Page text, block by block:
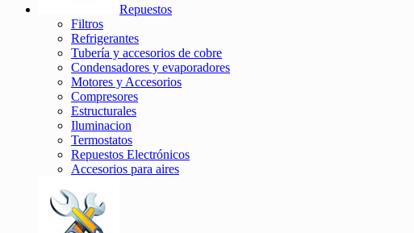
Repuestos
Filtros
Refrigerantes
Tubería y accesorios de cobre
Condensadores y evaporadores
Motores y Accesorios
Compresores
Estructurales
Iluminacion
Termostatos
Repuestos Electrónicos
Accesorios para aires